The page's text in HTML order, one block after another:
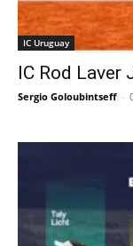
IC Uruguay
IC Rod Laver
Sergio Goloubintseff -